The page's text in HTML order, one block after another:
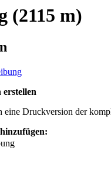
(2115 m)
eine Druckversion der